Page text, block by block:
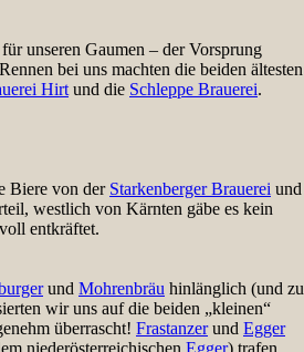
unseren Gaumen – der Vorsprung
bei uns machten die beiden ältesten
Hirt und die Schleppe Brauerei.
Biere von der Starkenberger Brauerei und
westlich von Kärnten gäbe es kein
entkräftet.
und Mohrenbräu hinlänglich (und zu
wir uns auf die beiden „kleinen“
überrascht! Frastanzerund Egger
niederösterreichischen Egger) trafen